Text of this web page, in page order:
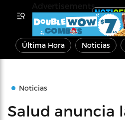
Última Hora Noticias
Noticias
Salud anuncia
Advertisements